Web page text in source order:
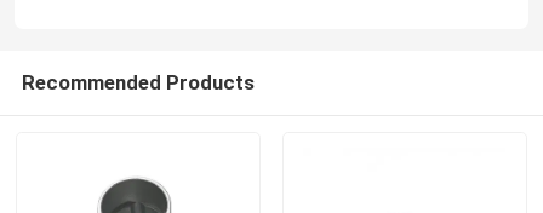
Recommended Products